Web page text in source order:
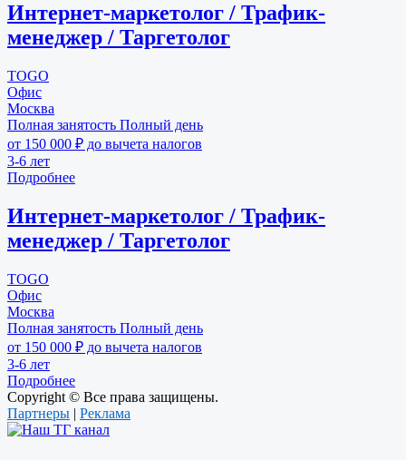
Интернет-маркетолог / Трафик-
менеджер / Таргетолог
TOGO
Офис
Москва
Полная занятость Полный день
от 150 000 ₽ до вычета налогов
3-6 лет
Подробнее
Интернет-маркетолог / Трафик-
менеджер / Таргетолог
TOGO
Офис
Москва
Полная занятость Полный день
от 150 000 ₽ до вычета налогов
3-6 лет
Подробнее
Copyright © Все права защищены.
Партнеры | Реклама